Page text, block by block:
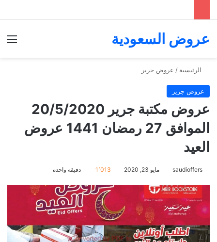
عروض السعودية
الرئيسية / عروض جرير
عروض جرير
عروض مكتبة جرير 20/5/2020
الموافق 27 رمضان 1441 عروض
العيد
saudioffers مايو 23, 2020 1٬013 دقيقة واحدة